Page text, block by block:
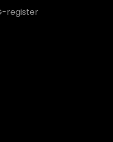
register